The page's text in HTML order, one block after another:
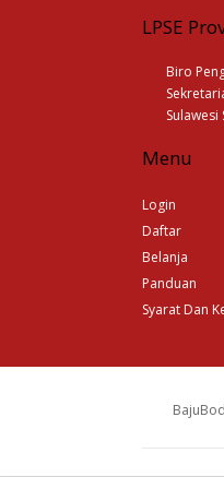
LPSE
Biro
Sulawesi
Menu
Login
Daftar
Belanja
Panduan
Syarat Dan